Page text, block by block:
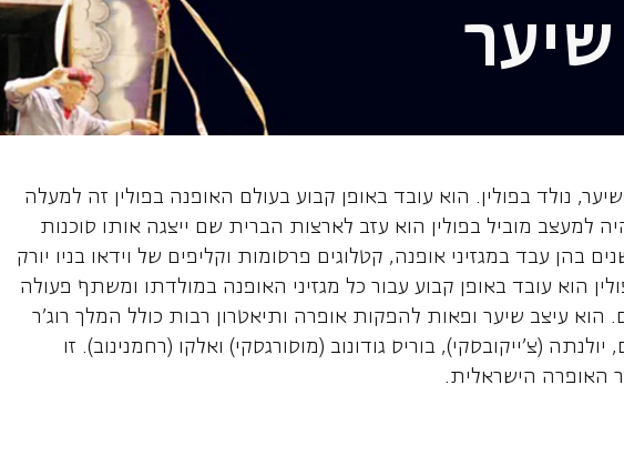
מעצב שיער
נולד בפולין. הוא עובד באופן קבוע בעולם האופנה בפולין זה למעלה
למעצב מוביל בפולין הוא עזב לארצות הברית שם ייצגה אותו סוכנות
בהן עבד במגזיני אופנה, קטלוגים פרסומות וקליפים של וידאו בניו יורק
הוא עובד באופן קבוע עבור כל מגזיני האופנה במולדתו ומשתף פעולה
הוא עיצב שיער ופאות להפקות אופרה ותיאטרון רבות כולל המלך רוג'ר
(צ'ייקובסקי), בוריס גודונוב (מוסורגסקי) ואלקו (רחמנינוב). זו
האופרה הישראלית.